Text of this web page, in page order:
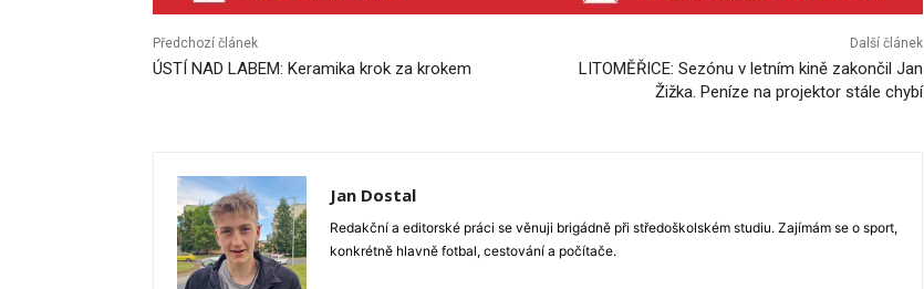
Předchozí článek
ÚSTÍ NAD LABEM: Keramika krok za krokem
Další článek
LITOMĚŘICE: Sezónu v letním kině zakončil Jan
Žižka. Peníze na projektor stále chybí
Jan Dostal
Redakční a editorské práci se věnuji brigádně při středoškolském studiu. Zajímám se o sport,
konkrétně hlavně fotbal, cestování a počítače.